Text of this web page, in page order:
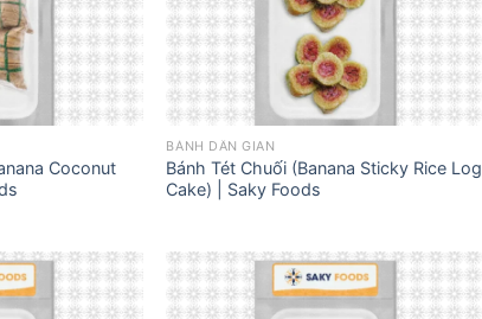
Coconut
BÁNH DÂN GIAN
Bánh Tét Chuối (Banana Sticky Rice Log
Cake) | Saky Foods